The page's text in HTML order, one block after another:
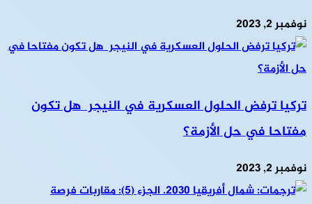
نوفمبر 2, 2023
تركيا ترفض الحلول العسكرية في النيجر هل تكون
مفتاحا في حل الأزمة؟
نوفمبر 2, 2023